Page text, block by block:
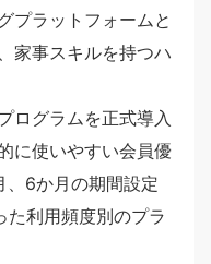
プラットフォームと
家事スキルを持つハ
ログラムを正式導入
に使いやすい会員優
、6か月の期間設定
た利用頻度別のプラ